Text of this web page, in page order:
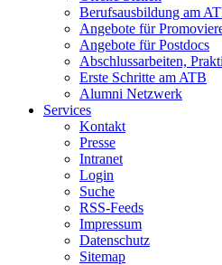
Berufsausbildung am
Angebote für
Angebote für Postdocs
Abschlussarbeiten,
Erste Schritte am ATB
Alumni Netzwerk
Services
Kontakt
Presse
Intranet
Login
Suche
RSS-Feeds
Impressum
Datenschutz
Sitemap